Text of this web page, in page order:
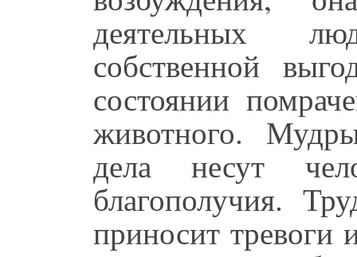
деятельных
собственной
состоянии
животного.
дела несут
благополучия.
приносит тревоги